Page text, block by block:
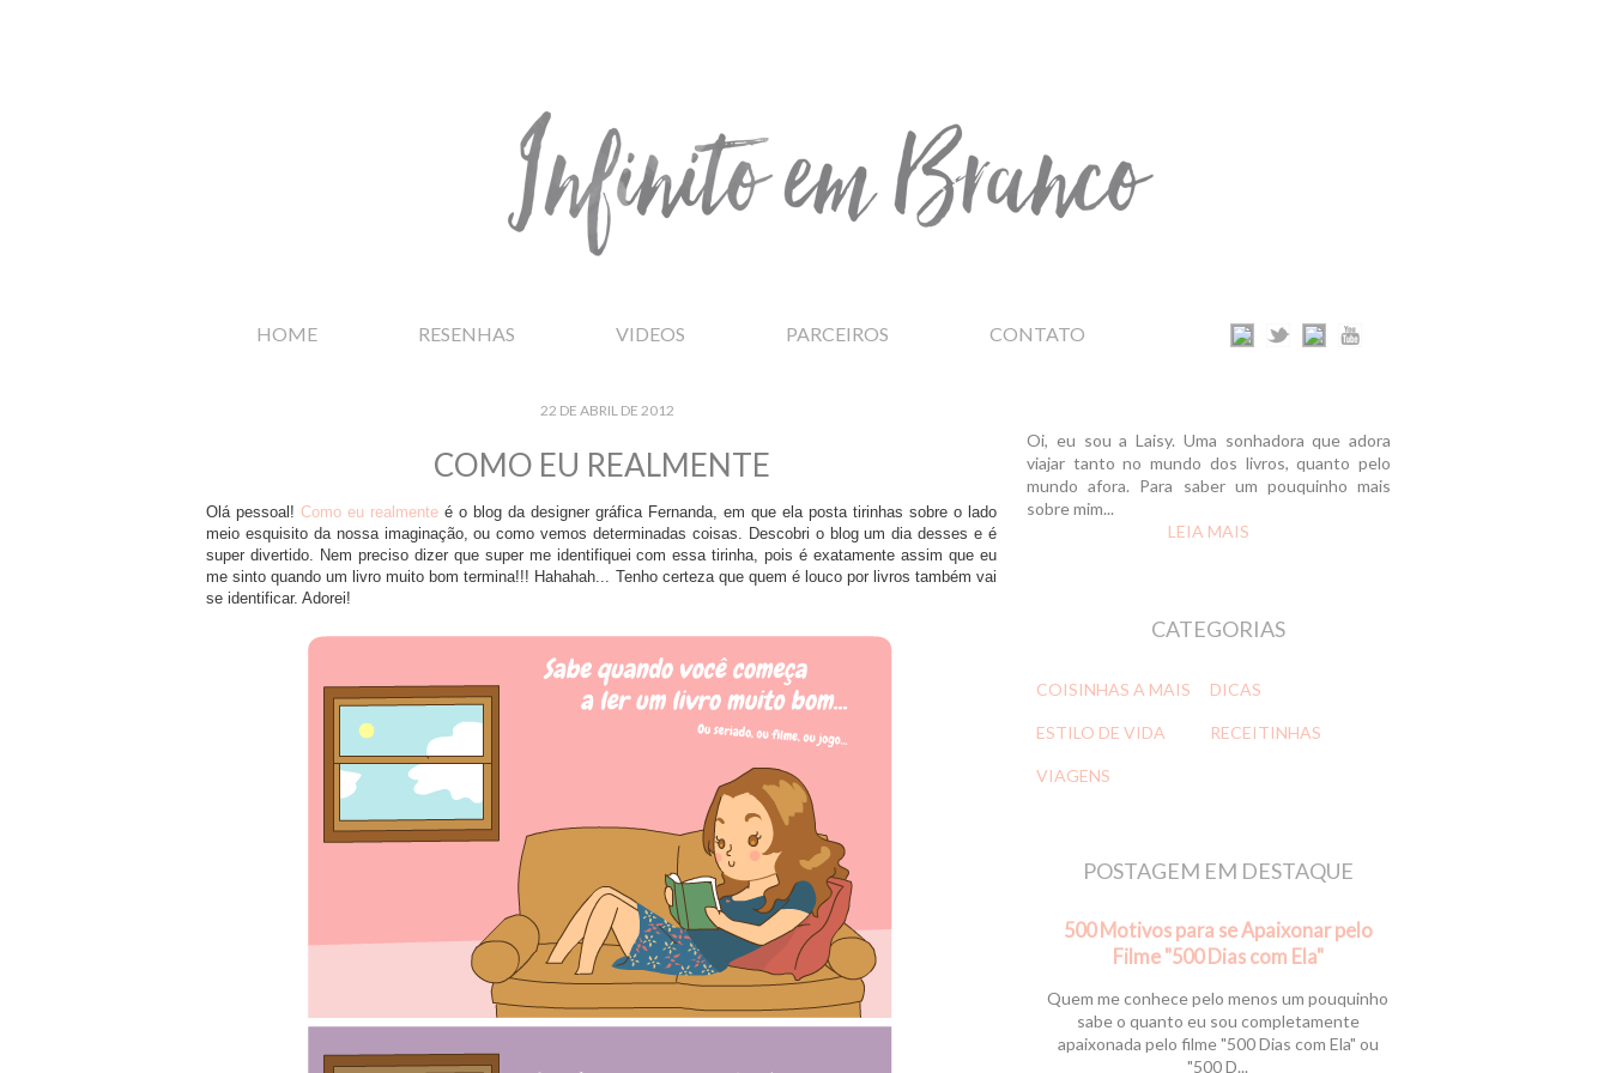
HOME RESENHAS VIDEOS PARCEIROS CONTATO
22 DE ABRIL DE 2012
COMO EU REALMENTE
Olá pessoal! Como eu realmente é o blog da designer gráfica Fernanda, em que ela posta tirinhas sobre o lado
meio esquisito da nossa imaginação, ou como vemos determinadas coisas. Descobri o blog um dia desses e é
super divertido. Nem preciso dizer que super me identifiquei com essa tirinha, pois é exatamente assim que eu
me sinto quando um livro muito bom termina!!! Hahahah... Tenho certeza que quem é louco por livros também vai
se identificar. Adorei!
Oi, eu sou a Laisy. Uma sonhadora que adora
viajar tanto no mundo dos livros, quanto pelo
mundo afora. Para saber um pouquinho mais
sobre mim...
LEIA MAIS
CATEGORIAS
COISINHAS A MAIS DICAS
ESTILO DE VIDA RECEITINHAS
VIAGENS
POSTAGEM EM DESTAQUE
500 Motivos para se Apaixonar pelo
Filme "500 Dias com Ela"
Quem me conhece pelo menos um pouquinho
sabe o quanto eu sou completamente
apaixonada pelo filme "500 Dias com Ela" ou
"500 D...